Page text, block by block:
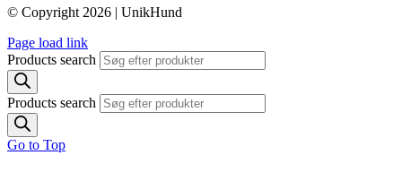
© Copyright 2026 | UnikHund
Page load link
Products search
Products search
Go to Top